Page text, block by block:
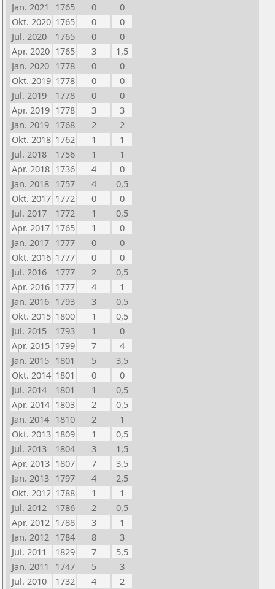
Jan. 2021
1765 0
0
Okt. 2020 1765 0
0
Jul. 2020
1765 0
0
Apr. 2020 1765 3
1,5
Jan. 2020 1778 0
0
Okt. 2019 1778 0
0
Jul. 2019
1778 0
0
Apr. 2019 1778 3
3
Jan. 2019 1768 2
2
Okt. 2018 1762 1
1
Jul. 2018
1756 1
1
Apr. 2018 1736 4
0
Jan. 2018 1757 4
0,5
Okt. 2017 1772 0
0
Jul. 2017
1772 1
0,5
Apr. 2017 1765 1
0
Jan. 2017 1777 0
0
Okt. 2016 1777 0
0
Jul. 2016
1777 2
0,5
Apr. 2016 1777 4
1
Jan. 2016 1793 3
0,5
Okt. 2015 1800 1
0,5
Jul. 2015
1793 1
0
Apr. 2015 1799 7
4
Jan. 2015 1801 5
3,5
Okt. 2014 1801 0
0
Jul. 2014
1801 1
0,5
Apr. 2014 1803 2
0,5
Jan. 2014 1810 2
1
Okt. 2013 1809 1
0,5
Jul. 2013
1804 3
1,5
Apr. 2013 1807 7
3,5
Jan. 2013 1797 4
2,5
Okt. 2012 1788 1
1
Jul. 2012
1786 2
0,5
Apr. 2012 1788 3
1
Jan. 2012 1784 8
3
Jul. 2011
1829 7
5,5
Jan. 2011
1747 5
3
Jul. 2010
1732 4
2